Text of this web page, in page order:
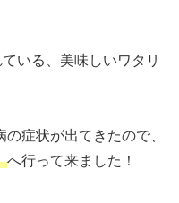
いる、美味しいワタリ
症状が出てきたので、
へ行って来ました！